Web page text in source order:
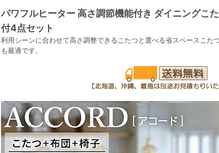
パワフルヒーター 高さ調節機能付き ダイニングこ
付4点セット
利用シーンに合わせて高さ調整できるこたつと選べる省スペースこた
も最適です。